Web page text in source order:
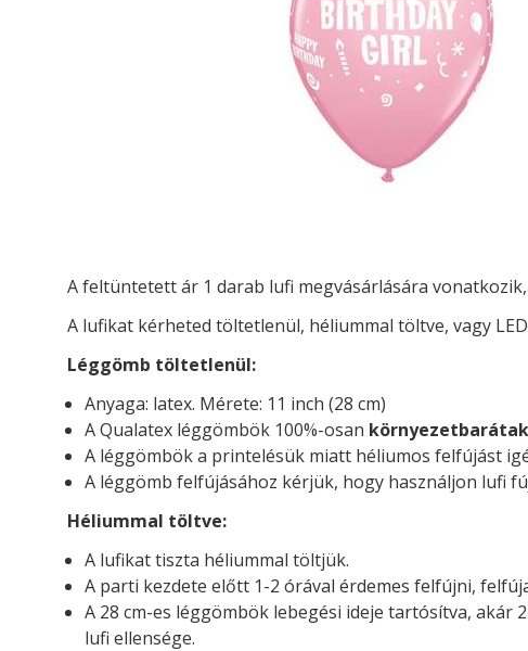
A feltüntetett ár 1 darab lufi megvásárlására
A lufikat kérheted töltetlenül, héliummal töltve, vagy
Léggömb töltetlenül:
Anyaga: latex. Mérete: 11 inch (28 cm)
A Qualatex léggömbök 100%-osan környezetbarátak
A léggömbök a printelésük miatt héliumos felfújást
A léggömb felfújásához kérjük, hogy használjon lufi
Héliummal töltve:
A lufikat tiszta héliummal töltjük.
A parti kezdete előtt 1-2 órával érdemes felfújni,
A 28 cm-es léggömbök lebegési ideje tartósítva, akár
lufi ellensége.